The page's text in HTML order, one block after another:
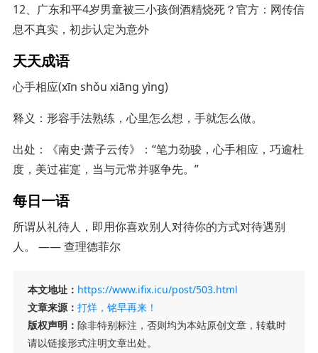
12、广东和平4岁男童被三小孩倒酒精烧死？官方：网传信
息不真实，初步认定为意外
天天成语
心手相应(xīn shǒu xiāng yìng)
释义：形容手法熟练，心里怎么想，手就怎么做。
出处：《南史·萧子云传》：“笔力劲骏，心手相应，巧逾杜
度，美过崔寔，当与元常并驱争先。”
每日一语
所谓从礼待人，即用你喜欢别人对待你的方式对待遇别
人。 —— 查理德菲尔
本文地址： https://www.ifix.icu/post/503.html
文章来源： 打烊，铭早再来！
版权声明： 除非特别标注，否则均为本站原创文章，转载时
请以链接形式注明文章出处。